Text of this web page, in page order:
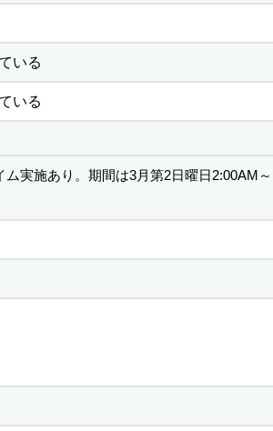
いる
いる
実施あり。期間は3月第2日曜日2:00AM～